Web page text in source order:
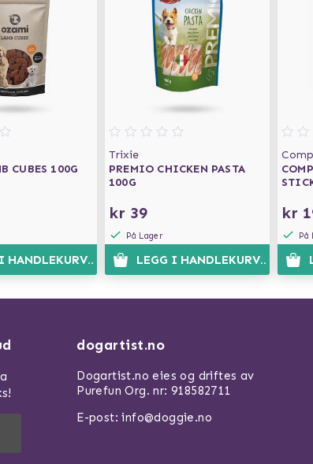
CUBES 100G
HANDLEKURVEN
Trixie
PREMIO CHICKEN PASTA
100G
kr 39
På Lager
LEGG I HANDLEKURVEN
kr
På
dogartist.no
Dogartist.no eies og driftes av
Purefun Org. nr: 918582711
E-post: info@doggie.no